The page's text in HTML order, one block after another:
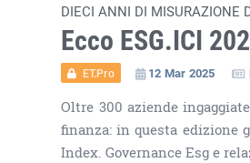
DIECI ANNI DI MISURAZIONE
Ecco ESG.ICI
ET.Pro 12 Mar 2025
Oltre 300 aziende
finanza: in questa
Index. Governance Esg e